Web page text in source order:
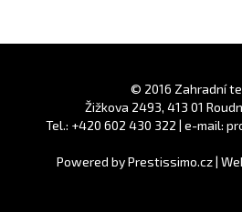
© 2016 Zahradní
Žižkova 2493, 413 01
Tel.: +420 602 430 322 | e-mail:
Powered byPrestissimo.cz|